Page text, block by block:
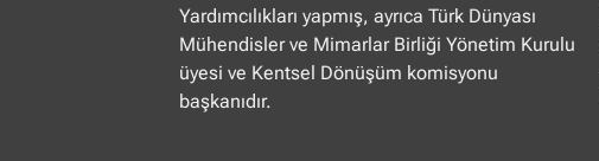
Yardımcılıkları yapmış, ayrıca Türk Dünyası
Mühendisler ve Mimarlar Birliği Yönetim Kurulu
üyesi ve Kentsel Dönüşüm komisyonu
başkanıdır.